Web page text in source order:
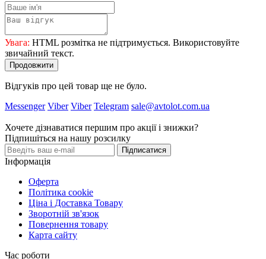
Увага: HTML розмітка не підтримується. Використовуйте
звичайний текст.
Продовжити
Відгуків про цей товар ще не було.
Messenger Viber Viber Telegram sale@avtolot.com.ua
Хочете дізнаватися першим про акції і знижки?
Підпишіться на нашу розсилку
Підписатися
Інформація
Оферта
Політика cookie
Ціна і Доставка Товару
Зворотній зв'язок
Повернення товару
Карта сайту
Час роботи